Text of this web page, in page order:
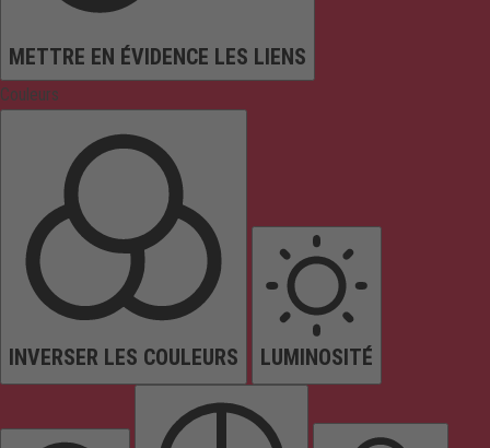
METTRE EN ÉVIDENCE LES LIENS
Couleurs
INVERSER LES COULEURS LUMINOSITÉ